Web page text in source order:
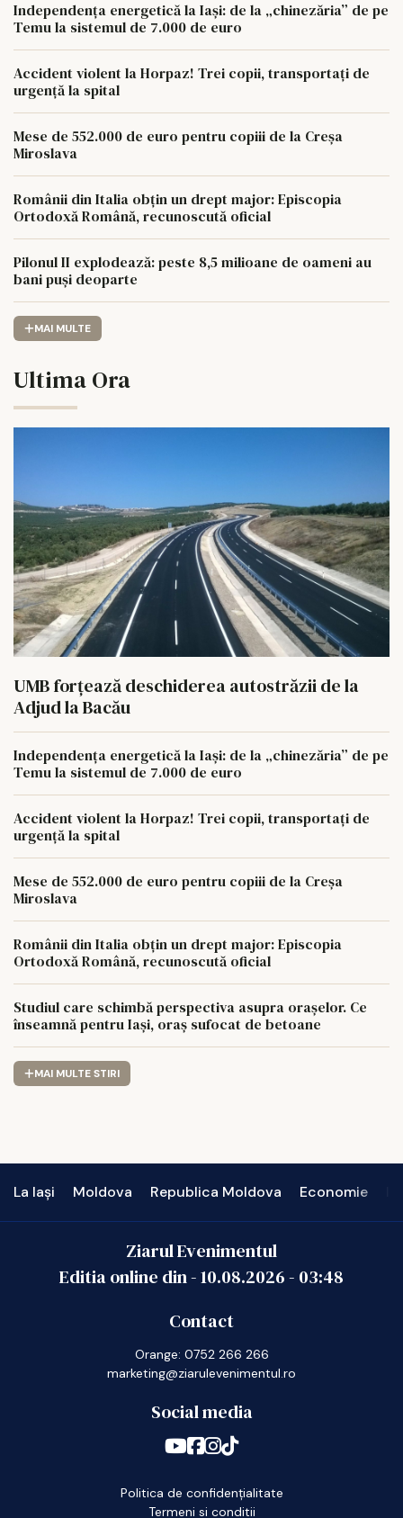
Independența energetică la Iași: de la „chinezăria” de pe
Temu la sistemul de 7.000 de euro
Accident violent la Horpaz! Trei copii, transportați de
urgență la spital
Mese de 552.000 de euro pentru copiii de la Creșa
Miroslava
Românii din Italia obțin un drept major: Episcopia
Ortodoxă Română, recunoscută oficial
Pilonul II explodează: peste 8,5 milioane de oameni au
bani puși deoparte
MAI MULTE
Ultima Ora
UMB forțează deschiderea autostrăzii de la
Adjud la Bacău
Independența energetică la Iași: de la „chinezăria” de pe
Temu la sistemul de 7.000 de euro
Accident violent la Horpaz! Trei copii, transportați de
urgență la spital
Mese de 552.000 de euro pentru copiii de la Creșa
Miroslava
Românii din Italia obțin un drept major: Episcopia
Ortodoxă Română, recunoscută oficial
Studiul care schimbă perspectiva asupra orașelor. Ce
înseamnă pentru Iași, oraș sufocat de betoane
MAI MULTE STIRI
La Iași Moldova Republica Moldova Economie
Ziarul Evenimentul
Editia online din -10.08.2026- 03:48
Contact
Orange: 0752 266 266
marketing@ziarulevenimentul.ro
Social media
Politica de confidențialitate
Termeni si conditii